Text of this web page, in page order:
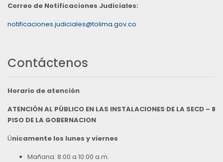
Correo de Notificaciones Judiciales:
notificaciones.judiciales@tolima.gov.co
Contáctenos
Horario de atención
ATENCIÓN AL PÚBLICO EN LAS INSTALACIONES DE LA SECD – 8
PISO DE LA GOBERNACION
Únicamente los lunes y viernes
Mañana: 8:00 a 10:00 a.m.